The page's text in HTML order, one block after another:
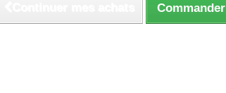
Commander